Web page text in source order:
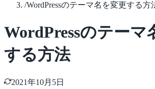
/WordPressのテーマ名を変更する方
WordPressのテーマ
する方法
2021年10月5日